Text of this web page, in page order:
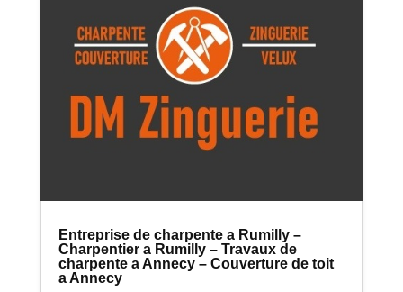
Entreprise de charpente a Rumilly –
Charpentier a Rumilly – Travaux de
charpente a Annecy – Couverture de toit
a Annecy